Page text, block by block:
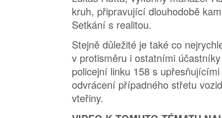
kruh, připravující dlouhodobě
Setkání s realitou.
Stejně důležité je také co
v protisměru i ostatními
policejní linku 158 s
odvrácení případného střetu
vteřiny.